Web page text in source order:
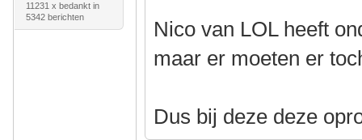
11231 x bedankt in
5342 berichten
Nico van LOL heeft
maar er moeten er
Dus bij deze deze